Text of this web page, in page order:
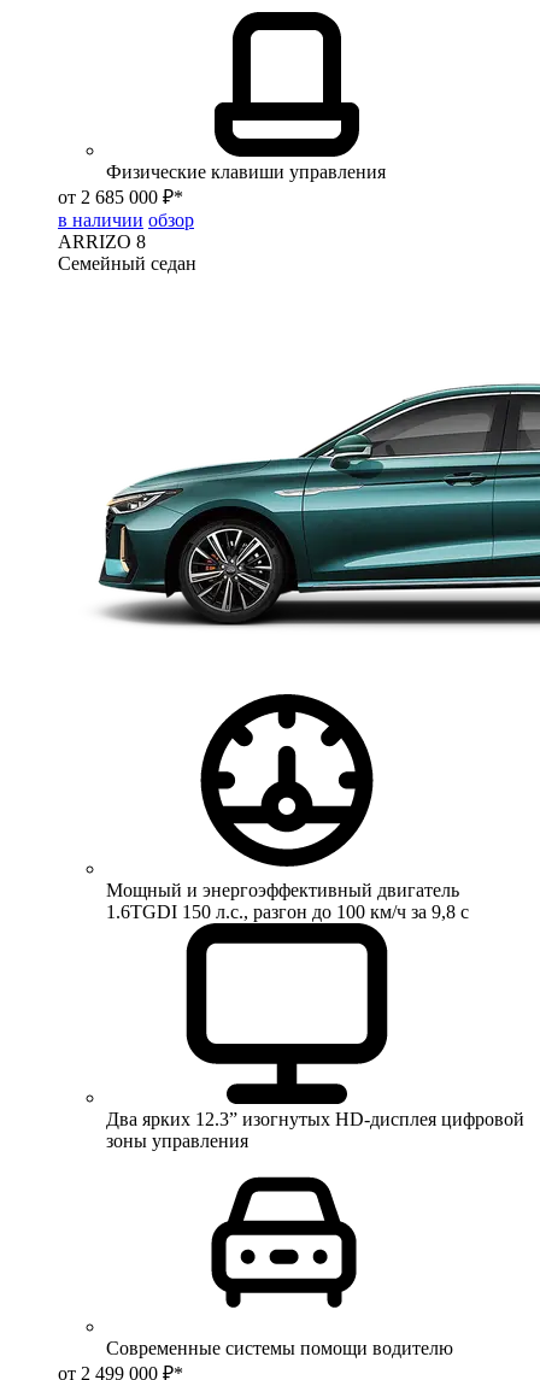
Физические клавиши управления
от 2 685 000 ₽*
в наличии обзор
ARRIZO 8
Семейный седан
Мощный и энергоэффективный двигатель
1.6TGDI 150 л.с., разгон до 100 км/ч за 9,8 с
Два ярких 12.3” изогнутых HD-дисплея цифровой
зоны управления
Современные системы помощи водителю
от 2 499 000 ₽*